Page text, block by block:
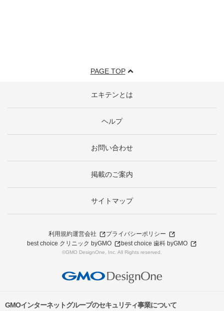
PAGE TOP
エキテンとは
ヘルプ
お問い合わせ
掲載のご案内
サイトマップ
利用規約運営会社
プライバシーポリシー
best choice クリニック byGMO
best choice 歯科 byGMO
©GMO DesignOne, Inc. All Rights reserved.
GMOインターネットグループのセキュリティ事業について